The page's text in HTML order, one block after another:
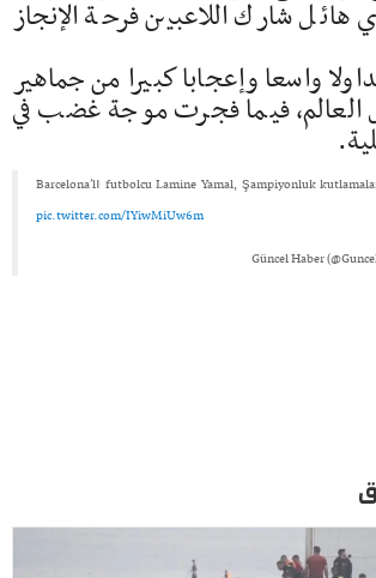
شارك اللاعبين فرحة الإنجاز
واسعا وإعجابا كبيرا من جماهير
العالم، فيما فجرت موجة غضب في
Barcelona’lı futbolcu Lamine Yamal, şampiyonluk
pic.twitter.com/IYiwMiUw6m